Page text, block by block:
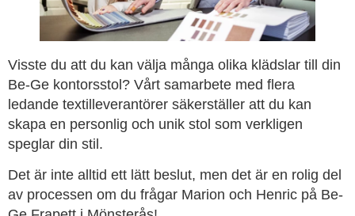
Visste du att du kan välja många olika klädslar till din
Be-Ge kontorsstol? Vårt samarbete med flera
ledande textilleverantörer säkerställer att du kan
skapa en personlig och unik stol som verkligen
speglar din stil.
Det är inte alltid ett lätt beslut, men det är en rolig del
av processen om du frågar Marion och Henric på Be-